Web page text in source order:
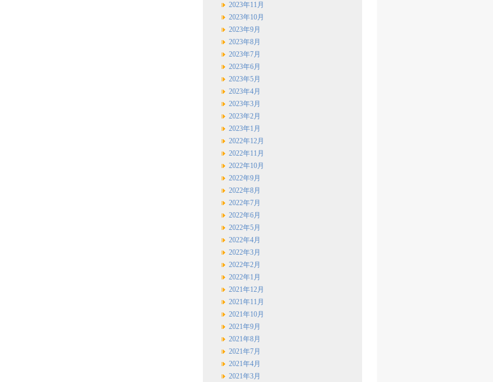
2023年11月
2023年10月
2023年9月
2023年8月
2023年7月
2023年6月
2023年5月
2023年4月
2023年3月
2023年2月
2023年1月
2022年12月
2022年11月
2022年10月
2022年9月
2022年8月
2022年7月
2022年6月
2022年5月
2022年4月
2022年3月
2022年2月
2022年1月
2021年12月
2021年11月
2021年10月
2021年9月
2021年8月
2021年7月
2021年4月
2021年3月